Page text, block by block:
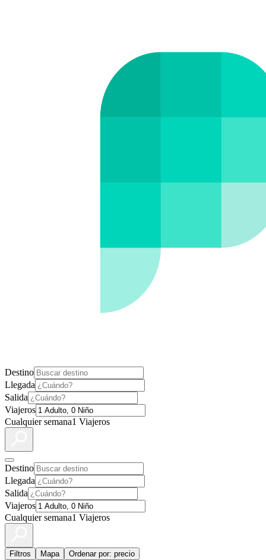
Destino
Llegada
Salida
Viajeros
Cualquier semana1 Viajeros
Destino
Llegada
Salida
Viajeros
Cualquier semana1 Viajeros
Filtros Mapa Ordenar por: precio